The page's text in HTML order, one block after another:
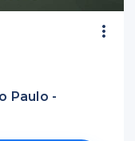
Paulo -